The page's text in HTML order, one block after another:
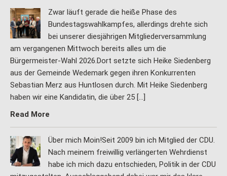
Zwar läuft gerade die heiße Phase des
Bundestagswahlkampfes, allerdings drehte sich
bei unserer diesjährigen Mitgliederversammlung
am vergangenen Mittwoch bereits alles um die
Bürgermeister-Wahl 2026.Dort setzte sich Heike Siedenberg
aus der Gemeinde Wedemark gegen ihren Konkurrenten
Sebastian Merz aus Huntlosen durch. Mit Heike Siedenberg
haben wir eine Kandidatin, die über 25 […]
Read More
Über mich Moin!Seit 2009 bin ich Mitglied der CDU.
Nach meinem freiwillig verlängerten Wehrdienst
habe ich mich dazu entschieden, Politik in der CDU